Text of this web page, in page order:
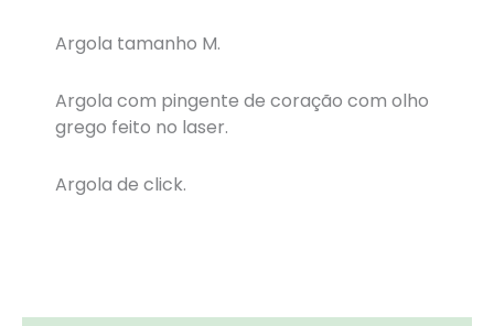
Argola tamanho M.
Argola com pingente de coração com olho
grego feito no laser.
Argola de click.